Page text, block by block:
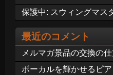
保護中: スウィングマ
最近のコメント
メルマガ景品の交換の
ボーカルを輝かせるピ